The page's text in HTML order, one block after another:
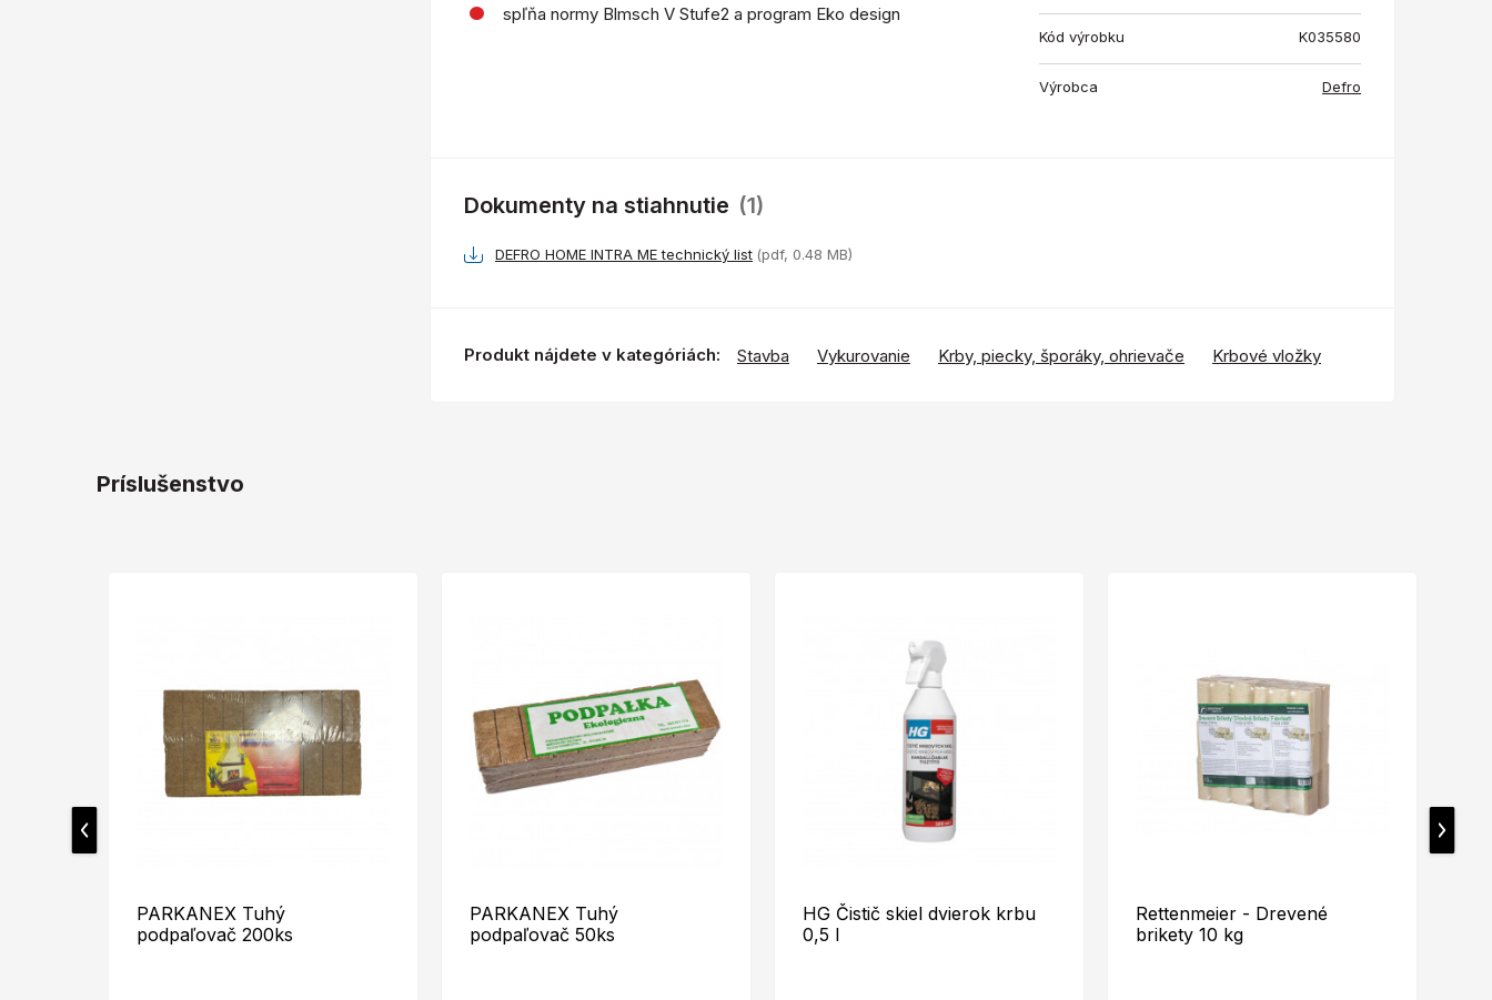
spľňa normy Blmsch V Stufe2 a program Eko design
Kód výrobku K035580
Výrobca Defro
Dokumenty na stiahnutie (1)
DEFRO HOME INTRA ME technický list (pdf, 0.48 MB)
Produkt nájdete v kategóriách: Stavba Vykurovanie Krby, piecky, šporáky, ohrievače Krbové vložky
Príslušenstvo
PARKANEX Tuhý
podpaľovač 200ks
PARKANEX Tuhý
podpaľovač 50ks
HG Čistič skiel dvierok krbu
0,5 l
Rettenmeier - Drevené
brikety 10 kg